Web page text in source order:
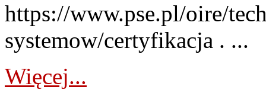
https://www.pse.pl/oire/
systemow/certyfikacja . ...
Więcej...